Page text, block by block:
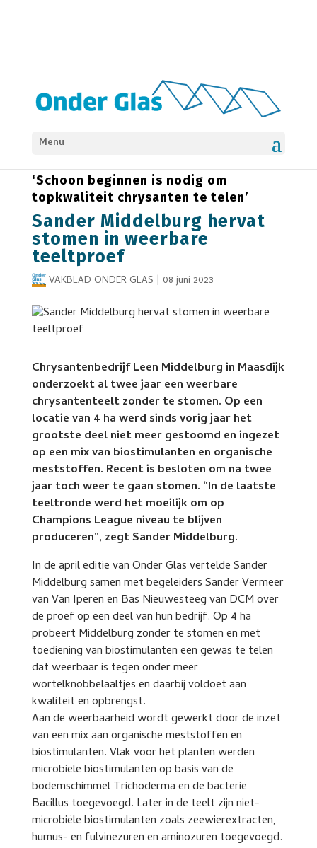
Menu
ENERGIE & CO2
‘Schoon beginnen is nodig om
topkwaliteit chrysanten te telen’
Sander Middelburg hervat
stomen in weerbare
teeltproef
VAKBLAD ONDER GLAS | 08 juni 2023
Chrysantenbedrijf Leen Middelburg in Maasdijk
onderzoekt al twee jaar een weerbare
chrysantenteelt zonder te stomen. Op een
locatie van 4 ha werd sinds vorig jaar het
grootste deel niet meer gestoomd en ingezet
op een mix van biostimulanten en organische
meststoffen. Recent is besloten om na twee
jaar toch weer te gaan stomen. “In de laatste
teeltronde werd het moeilijk om op
Champions League niveau te blijven
produceren”, zegt Sander Middelburg.
In de april editie van Onder Glas vertelde Sander
Middelburg samen met begeleiders Sander Vermeer
van Van Iperen en Bas Nieuwesteeg van DCM over
de proef op een deel van hun bedrijf. Op 4 ha
probeert Middelburg zonder te stomen en met
toediening van biostimulanten een gewas te telen
dat weerbaar is tegen onder meer
wortelknobbelaaltjes en daarbij voldoet aan
kwaliteit en opbrengst.
Aan de weerbaarheid wordt gewerkt door de inzet
van een mix aan organische meststoffen en
biostimulanten. Vlak voor het planten werden
microbiële biostimulanten op basis van de
bodemschimmel Trichoderma en de bacterie
Bacillus toegevoegd. Later in de teelt zijn niet-
microbiële biostimulanten zoals zeewierextracten,
humus- en fulvinezuren en aminozuren toegevoegd.